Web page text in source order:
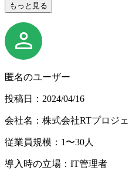
もっと見る
匿名のユーザー
投稿日：2024/04/16
会社名：株式会社RTプロジェ
従業員規模：1〜30人
導入時の立場：IT管理者